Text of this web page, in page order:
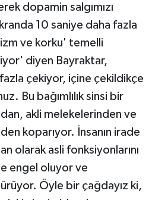
dopamin salgımızı
10 saniye daha fazla
ve korku' temelli
diyen Bayraktar,
fazla çekiyor, içine çekildikçe
Bu bağımlılık sinsi bir
akli melekelerinden ve
koparıyor. İnsanın irade
olarak asli fonksiyonlarını
engel oluyor ve
Öyle bir çağdayız ki,